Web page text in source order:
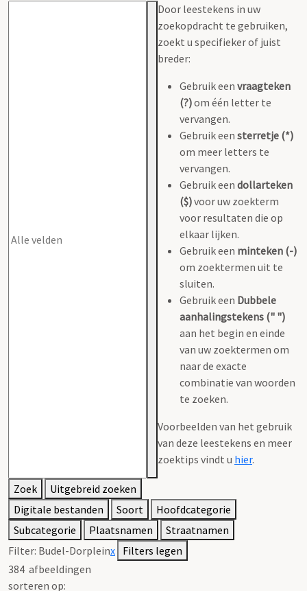
Door leestekens in uw
zoekopdracht te gebruiken,
zoekt u specifieker of juist
breder:
Gebruik een vraagteken
(?)om één letter te
vervangen.
Gebruik een sterretje (*)
om meer letters te
vervangen.
Gebruik een dollarteken
($)voor uw zoekterm
voor resultaten die op
elkaar lijken.
Gebruik een minteken (-)
om zoektermen uit te
sluiten.
Gebruik een Dubbele
aanhalingstekens (" ")
aan het begin en einde
van uw zoektermen om
naar de exacte
combinatie van woorden
te zoeken.
Voorbeelden van het gebruik
van deze leestekens en meer
zoektips vindt u hier.
Zoek
Uitgebreid zoeken
Digitale bestanden
Soort
Hoofdcategorie
Subcategorie
Plaatsnamen
Straatnamen
Filter: Budel-Dorpleinx Filters legen
384 afbeeldingen
sorteren op: